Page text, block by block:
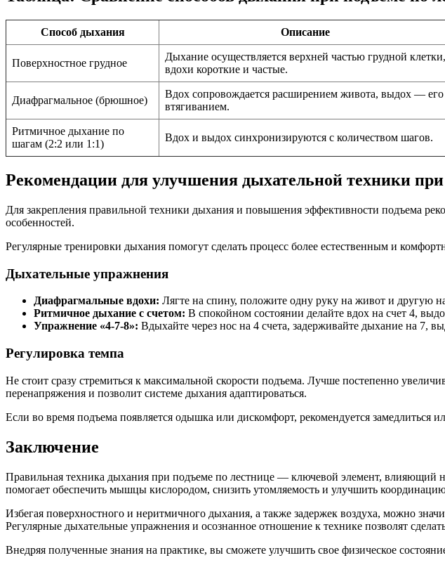
Способ дыхания Описание
Поверхностное грудное
Дыхание осуществляется верхней частью грудной клетки,
вдохи короткие и частые.
Диафрагмальное (брюшное)
Вдох сопровождается расширением живота, выдох — его
втягиванием.
Ритмичное дыхание по
шагам (2:2 или 1:1)
Вдох и выдох синхронизируются с количеством шагов.
Рекомендации для улучшения дыхательной техники
Для закрепления правильной техники дыхания и повышения эффективности подъема
особенностей.
Регулярные тренировки дыхания помогут сделать процесс более естественным и
Дыхательные упражнения
Диафрагмальные вдохи: Лягте на спину, положите одну руку на живот и другую
Ритмичное дыхание с счетом: В спокойном состоянии делайте вдох на счет 4,
Упражнение «4-7-8»: Вдыхайте через нос на 4 счета, задерживайте дыхание на 7,
Регулировка темпа
Не стоит сразу стремиться к максимальной скорости подъема. Лучше постепенно
перенапряжения и позволит системе дыхания адаптироваться.
Если во время подъема появляется одышка или дискомфорт, рекомендуется замедлиться
Заключение
Правильная техника дыхания при подъеме по лестнице — ключевой элемент,
помогает обеспечить мышцы кислородом, снизить утомляемость и улучшить
Избегая поверхностного и неритмичного дыхания, а также задержек воздуха, можно
Регулярные дыхательные упражнения и осознанное отношение к технике позволят
Внедряя полученные знания на практике, вы сможете улучшить свое физическое